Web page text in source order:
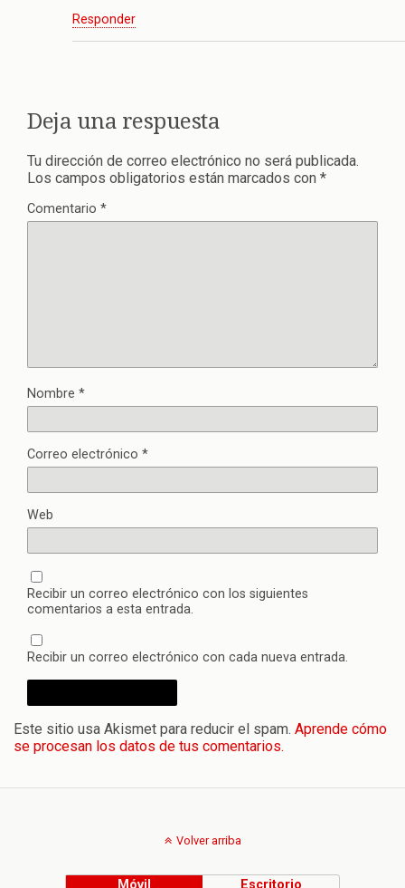
Responder
Deja una respuesta
Tu dirección de correo electrónico no será publicada.
Los campos obligatorios están marcados con *
Comentario *
Nombre *
Correo electrónico *
Web
Recibir un correo electrónico con los siguientes
comentarios a esta entrada.
Recibir un correo electrónico con cada nueva entrada.
Este sitio usa Akismet para reducir el spam. Aprende cómo
se procesan los datos de tus comentarios.
Volver arriba